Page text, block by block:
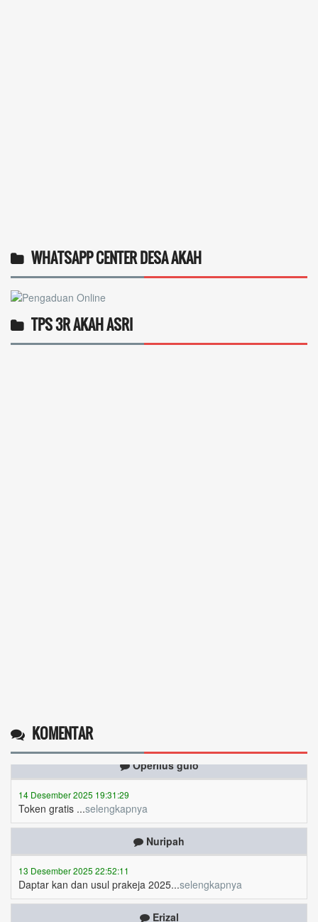
WHATSAPP CENTER DESA AKAH
TPS 3R AKAH ASRI
KOMENTAR
selengkapnya
Nuripah
Daptar kan dan usul prakeja 2025...selengkapnya
Erizal